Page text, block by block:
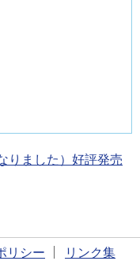
リシー リンク集